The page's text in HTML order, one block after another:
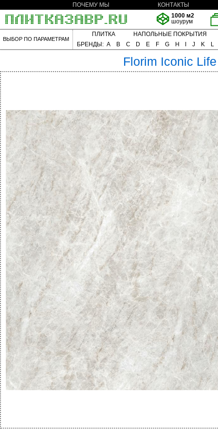
ПОЧЕМУ МЫ
КОНТАКТЫ
1000 м2
шоурум
ВЫБОР ПО ПАРАМЕТРАМ
ПЛИТКА
НАПОЛЬНЫЕ ПОКРЫТИЯ
БРЕНДЫ: A B C D E F G H J K L
Florim Iconic Life